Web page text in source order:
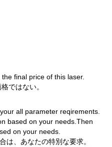
final price of this laser.
ではない。
all parameter reqirements.
based on your needs.Then
on your needs.
は、あなたの特別な要求。